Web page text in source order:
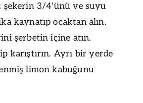
şekerin 3/4'ünü ve suyu
kaynatıp ocaktan alın.
şerbetin içine atın.
karıştırın. Ayrı bir yerde
limon kabuğunu